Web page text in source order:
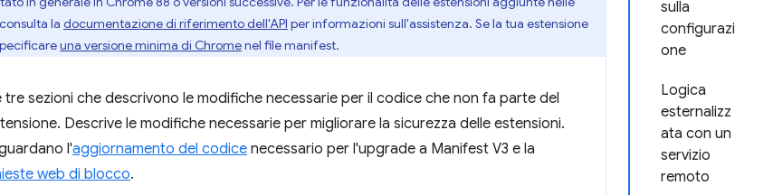
sulla
configurazi
one
Logica
esternalizz
ata con un
servizio
remoto
la documentazione di riferimento dell'API per informazioni sull'assistenza. Se la tua estensione
una versione minima di Chromenel file manifest.
tre sezioni che descrivono le modifiche necessarie per il codice che non fa parte del
Descrive le modifiche necessarie per migliorare la sicurezza delle estensioni.
l'aggiornamento del codice necessario per l'upgrade a Manifest V3 e la
web di blocco.